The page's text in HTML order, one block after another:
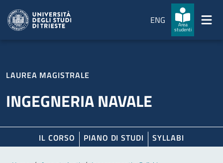
ENG
Area
studenti
LAUREA MAGISTRALE
INGEGNERIA NAVALE
IL CORSO PIANO DI STUDI SYLLABI